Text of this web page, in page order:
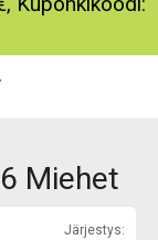
Miehet
Järjestys: